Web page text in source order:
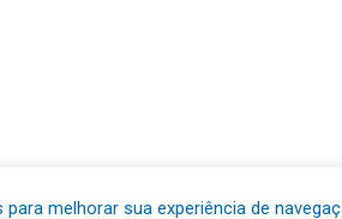
melhorar sua experiência de